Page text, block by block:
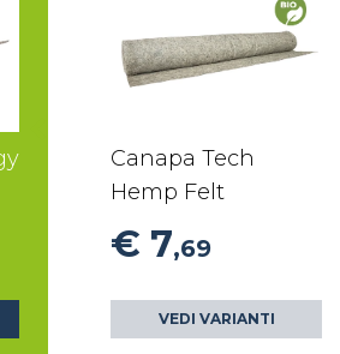
Canapa Tech
Hemp Felt
€ 7,69
VEDI VARIANTI